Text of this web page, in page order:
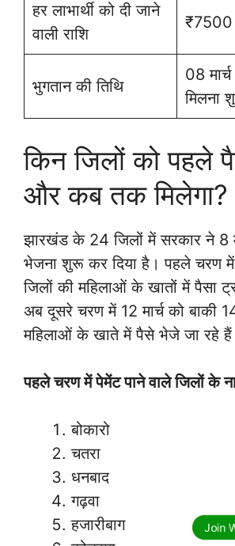
हर लाभार्थी को दी जाने
वाली राशि
₹7500
भुगतान की तिथि
08
मिलना
किन जिलों को पहले
और कब तक मिलेगा?
झारखंड के 24 जिलों में सरकार ने 8
भेजना शुरू कर दिया है। पहले चरण
जिलों की महिलाओं के खातों में पैसा
अब दूसरे चरण में 12 मार्च को बाकी
महिलाओं के खाते में पैसे भेजे जा रहे
पहले चरण में पेमेंट पाने वाले जिलों के
बोकारो
चतरा
धनबाद
गढ़वा
हजारीबाग